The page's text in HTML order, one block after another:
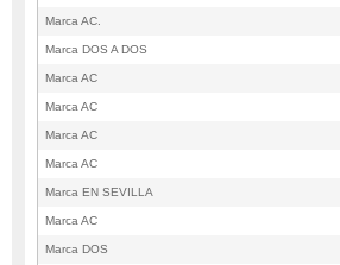
Marca AC.
Marca DOS A DOS
Marca AC
Marca AC
Marca AC
Marca AC
Marca EN SEVILLA
Marca AC
Marca DOS